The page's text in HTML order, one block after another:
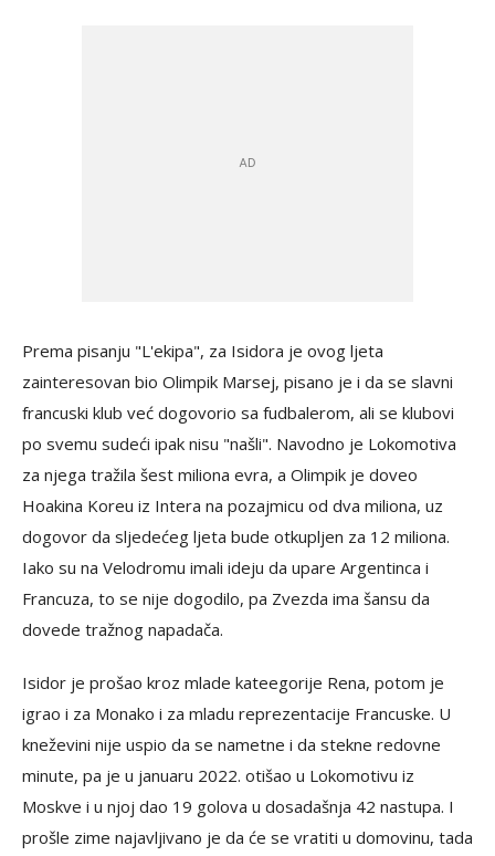
Prema pisanju "L'ekipa", za Isidora je ovog ljeta
zainteresovan bio Olimpik Marsej, pisano je i da se slavni
francuski klub već dogovorio sa fudbalerom, ali se klubovi
po svemu sudeći ipak nisu "našli". Navodno je Lokomotiva
za njega tražila šest miliona evra, a Olimpik je doveo
Hoakina Koreu iz Intera na pozajmicu od dva miliona, uz
dogovor da sljedećeg ljeta bude otkupljen za 12 miliona.
Iako su na Velodromu imali ideju da upare Argentinca i
Francuza, to se nije dogodilo, pa Zvezda ima šansu da
dovede tražnog napadača.
Isidor je prošao kroz mlade kateegorije Rena, potom je
igrao i za Monako i za mladu reprezentacije Francuske. U
kneževini nije uspio da se nametne i da stekne redovne
minute, pa je u januaru 2022. otišao u Lokomotivu iz
Moskve i u njoj dao 19 golova u dosadašnja 42 nastupa. I
prošle zime najavljivano je da će se vratiti u domovinu, tada